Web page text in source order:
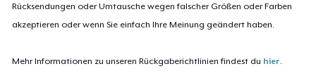
Rücksendungen oder Umtausche wegen falscher Größen oder Farben
akzeptieren oder wenn Sie einfach Ihre Meinung geändert haben.
Mehr Informationen zu unseren Rückgaberichtlinien findest du hier